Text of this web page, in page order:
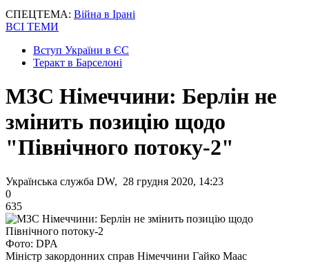
СПЕЦТЕМА: Війна в Ірані
ВСІ ТЕМИ
Вступ України в ЄС
Теракт в Барселоні
МЗС Німеччини: Берлін не
змінить позицію щодо
"Північного потоку-2"
Українська служба DW, 28 грудня 2020, 14:23
0
635
Фото: DPA
Міністр закордонних справ Німеччини Гайко Маас